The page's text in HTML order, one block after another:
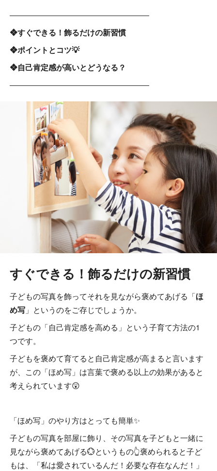
――――――――――――――――――
❖すぐできる！飾るだけの新習慣
❖ポイントとコツ💡
❖自己肯定感が高いとどうなる？
――――――――――――――――――
すぐできる！飾るだけの新習慣
子どもの写真を飾ってそれを見ながら褒めてあげる「ほ
め写 」というのをご存じでしょうか。
子どもの「自己肯定感を高める」という子育て方法の1
つです。
子どもを褒めて育てると自己肯定感が高まると言います
が、この「ほめ写」は言葉で褒める以上の効果があると
考えられています😲
「ほめ写」のやり方はとっても簡単✨
子どもの写真を部屋に飾り、その写真を子どもと一緒に
見ながら褒めてあげる💮というもの👆褒められると子ど
もは、「私は愛されているんだ！必要な存在なんだ！」